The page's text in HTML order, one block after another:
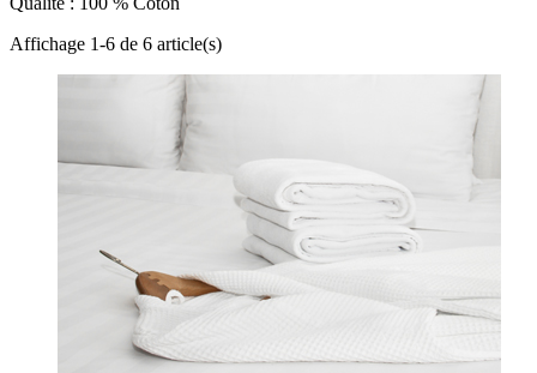
Affichage 1-6 de 6 article(s)